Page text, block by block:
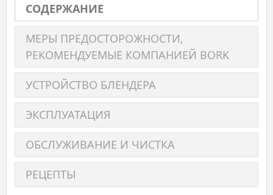
СОДЕРЖАНИЕ
МЕРЫ ПРЕДОСТОРОЖНОСТИ,
РЕКОМЕНДУЕМЫЕ КОМПАНИЕЙ BORK
УСТРОЙСТВО БЛЕНДЕРА
ЭКСПЛУАТАЦИЯ
ОБСЛУЖИВАНИЕ И ЧИСТКА
РЕЦЕПТЫ